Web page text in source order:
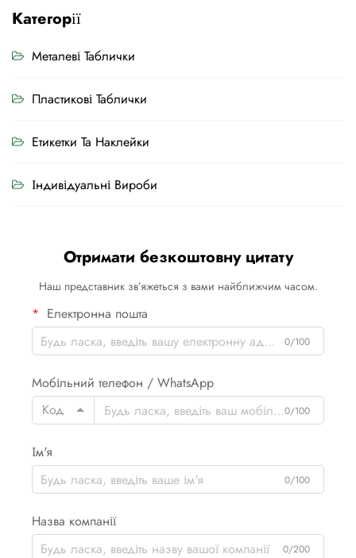
Категорії
Металеві Таблички
Пластикові Таблички
Етикетки Та Наклейки
Індивідуальні Вироби
Отримати безкоштовну цитату
Наш представник зв’яжеться з вами найближчим часом.
Електронна пошта
0/100
Мобільний телефон / WhatsApp
Код
0/100
Ім'я
0/100
Назва компанії
0/200